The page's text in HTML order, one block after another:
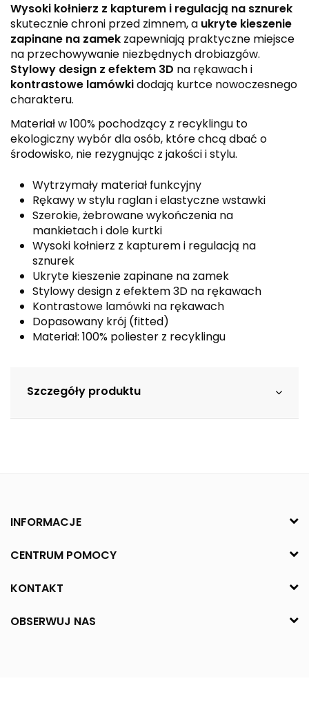
Wysoki kołnierz z kapturem i regulacją na sznurek
skutecznie chroni przed zimnem, a ukryte kieszenie
zapinane na zamek zapewniają praktyczne miejsce
na przechowywanie niezbędnych drobiazgów.
Stylowy design z efektem 3D na rękawach i
kontrastowe lamówkidodają kurtce nowoczesnego
charakteru.
Materiał w 100% pochodzący z recyklingu to
ekologiczny wybór dla osób, które chcą dbać o
środowisko, nie rezygnując z jakości i stylu.
Wytrzymały materiał funkcyjny
Rękawy w stylu raglan i elastyczne wstawki
Szerokie, żebrowane wykończenia na
mankietach i dole kurtki
Wysoki kołnierz z kapturem i regulacją na
sznurek
Ukryte kieszenie zapinane na zamek
Stylowy design z efektem 3D na rękawach
Kontrastowe lamówki na rękawach
Dopasowany krój (fitted)
Materiał: 100% poliester z recyklingu
Szczegóły produktu
INFORMACJE
CENTRUM POMOCY
KONTAKT
OBSERWUJ NAS